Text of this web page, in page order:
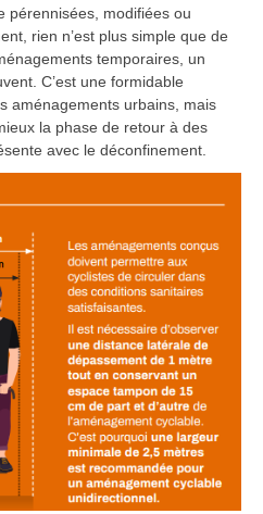
pérennisées, modifiées ou
rien n’est plus simple que de
temporaires, un
C’est une formidable
aménagements urbains, mais
la phase de retour à des
avec le déconfinement.